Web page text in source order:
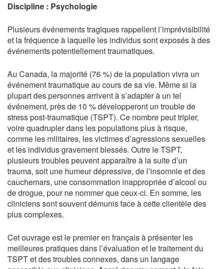
Discipline : Psychologie
Plusieurs événements tragiques rappellent l’imprévisibilité
et la fréquence à laquelle les individus sont exposés à des
événements potentiellement traumatiques.
Au Canada, la majorité (76 %) de la population vivra un
événement traumatique au cours de sa vie. Même si la
plupart des personnes arrivent à s’adapter à un tel
événement, près de 10 % développeront un trouble de
stress post-traumatique (TSPT). Ce nombre peut tripler,
voire quadrupler dans les populations plus à risque,
comme les militaires, les victimes d’agressions sexuelles
et les individus gravement blessés. Outre le TSPT,
plusieurs troubles peuvent apparaître à la suite d’un
trauma, soit une humeur dépressive, de l’insomnie et des
cauchemars, une consommation inappropriée d’alcool ou
de drogue, pour ne nommer que ceux-ci. En somme, les
cliniciens sont souvent démunis face à cette clientèle des
plus complexes.
Cet ouvrage est le premier en français à présenter les
meilleures pratiques dans l’évaluation et le traitement du
TSPT et des troubles connexes, dans un langage